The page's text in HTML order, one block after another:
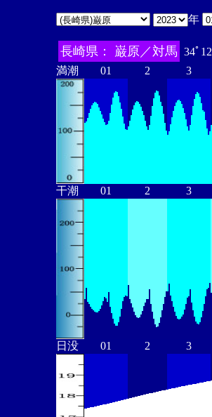
年
長崎県： 巌原／対馬 34ﾟ
満潮
01 2 3
干潮 01 2 3
日没 01 2 3